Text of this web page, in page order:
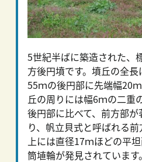
5世紀半ばに築造された、
方後円墳です。墳丘の全
55ｍの後円部に先端幅20
丘の周りには幅6ｍの二重
後円部に比べて、前方部
り、帆立貝式と呼ばれる
上には直径17ｍほどの平
筒埴輪が発見されていま